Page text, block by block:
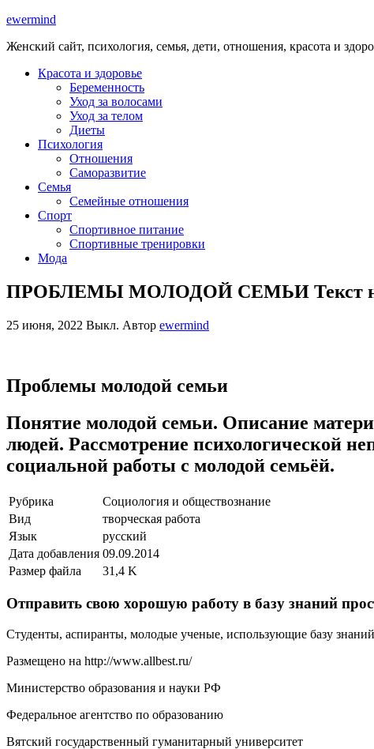
ewermind
Женский сайт, психология, семья, дети, отношения, красота и
Красота и здоровье
Беременность
Уход за волосами
Уход за телом
Диеты
Психология
Отношения
Саморазвитие
Семья
Семейные отношения
Спорт
Спортивное питание
Спортивные тренировки
Мода
ПРОБЛЕМЫ МОЛОДОЙ СЕМЬИ Текст
25 июня, 2022 Выкл. Автор ewermind
Проблемы молодой семьи
Понятие молодой семьи. Описание
людей. Рассмотрение психологической
социальной работы с молодой семьёй.
Рубрика
Социология и обществознание
Вид
творческая работа
Язык
русский
Дата добавления 09.09.2014
Размер файла
31,4 K
Отправить свою хорошую работу в базу знаний
Студенты, аспиранты, молодые ученые, использующие базу
Размещено на http://www.allbest.ru/
Министерство образования и науки РФ
Федеральное агентство по образованию
Вятский государственный гуманитарный университет